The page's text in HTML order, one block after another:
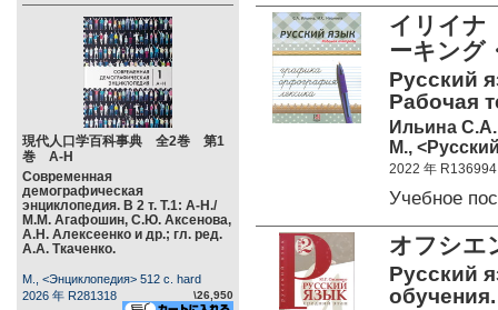
現代人口学百科事典 全2巻 第1
巻 А-Н
Современная
демографическая
энциклопедия. В 2 т. Т.1: А-Н./
М.М. Агафошин, С.Ю. Аксенова,
А.Н. Алексеенко и др.; гл. ред.
А.А. Ткаченко.
М., <Энциклопедия> 512 c. hard
2026 年 R281318
\26,950
イリイ
ーキング
Русский
Рабочая
Ильина С.А.
М.,
2022 年 R136994
Учебное
オフシ
Русский